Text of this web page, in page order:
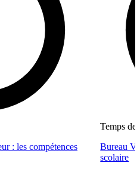
: les compétences
Temps de
Bureau
scolaire